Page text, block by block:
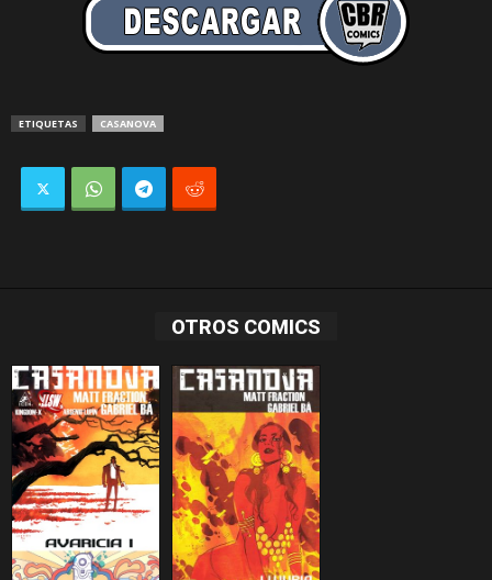
ETIQUETAS CASANOVA
OTROS COMICS